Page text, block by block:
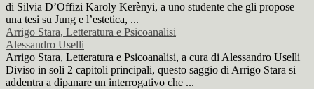
di Silvia D’Offizi Karoly Kerènyi, a uno studente che gli propose
una tesi su Jung e l’estetica, ...
Arrigo Stara, Letteratura e Psicoanalisi
Alessandro Uselli
Arrigo Stara, Letteratura e Psicoanalisi, a cura di Alessandro Uselli
Diviso in soli 2 capitoli principali, questo saggio di Arrigo Stara si
addentra a dipanare un interrogativo che ...